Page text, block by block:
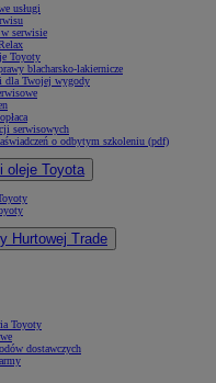
usługi
serwisie
Toyoty
blacharsko-lakiernicze
dla Twojej wygody
serwisowych
o odbytym szkoleniu (pdf)
oleje Toyota
Hurtowej Trade
Toyoty
dostawczych